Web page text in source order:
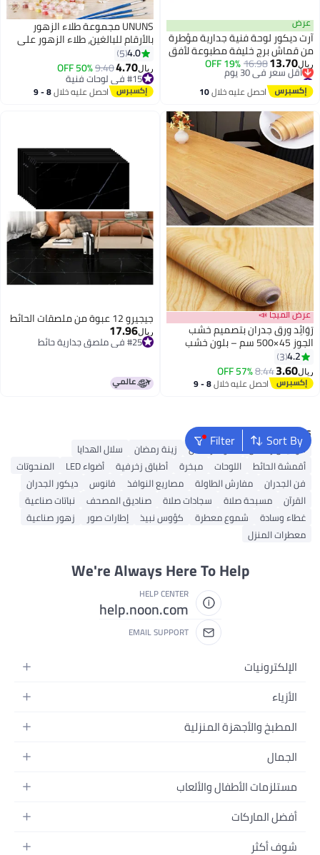
عرض
آرت دیکور لوحة فنية جدارية مؤطرة
من قماش برج خليفة مطبوعة لأفق
دبي لتزيين الحائط في المكتب
وغرفة المعيشة كهدية
ريال13.70
16.98
19% OFF
#38 في ملصقات/مطبوعات
أقل سعر في 30 يوم
#38 في ملصقات/مطبوعات احصل عليه خلال10
UNUNS مجموعة طلاء الزهور
بالأرقام للبالغين، طلاء الزهور على
الكرسي بالأرقام للمبتدئين،
مجموعة طلاء النباتات الأكريليكية
بالأرقام للبالغين على القماش
لديكور الحائط المنزلي، 16 × 20
بوصة
4.0
5
ريال4.70
9.40
50% OFF
#15 في لوحات فنية
#15 في لوحات فنية احصل عليه خلال 8 - 9
عرض الميجا 📣
رَوَائِد ورق جدران بتصميم خشب
الجوز 45×500 سم – بلون خشب
أصفر، لاصق ذاتي وقابل للإزالة،
لتغليف الخزائن والمكاتب والدولايب
– لفة فينيل بنقش حبيبات الخشب
4.2
3
ريال3.60
8.44
57% OFF
احصل عليه خلال 8 - 9
اغسطس
جيجيرو 12 عبوة من ملصقات الحائط
ريال17.96
#25 في ملصق جدارية حائط
Sort By
FilterPopular Searches
فوانيس رمضان أضواء رمضان زينة رمضان
سلال الهدايا
أقمشة الحائط
اللوحات مبخرة أطباق زخرفية أضواء LED
المنحوتات
فن الجدران
مفارش الطاولة مصاريع النوافذ فانوس
ديكور الجدران
القرآن
مسبحة صلاة سجادات صلاة صناديق المصحف
نباتات صناعية
غطاء وسادة
شموع معطرة كؤوس نبيذ إطارات صور
زهور صناعية
معطرات المنزل
We're Always Here To Help
HELP CENTER
help.noon.com
EMAIL SUPPORT
الإلكترونيات
الجوالات
اللابتوبات
الأجهزة المنزلية
التلفزيونات
السماعات
ألعاب القيمنق
الأزياء
أزياء نسائية
أزياء البنات
أزياء الأولاد
المجوهرات
حقائب نسائية
المطبخ والأجهزة المنزلية
الحمام
المطبخ والسفرة
أدوات وتحسين المنزل
الجمال
العطور
العناية بالشعر
العناية بالبشرة
مستلزمات الأطفال والألعاب
الحفاضات
أفضل الماركات
سامسونج
شوف أكثر